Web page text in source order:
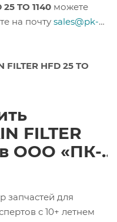
TO 1140 можете
на почту sales@pk-
FILTER HFD 25 TO
FILTER
в ООО «ПК-
запчастей для
с 10+ летнем